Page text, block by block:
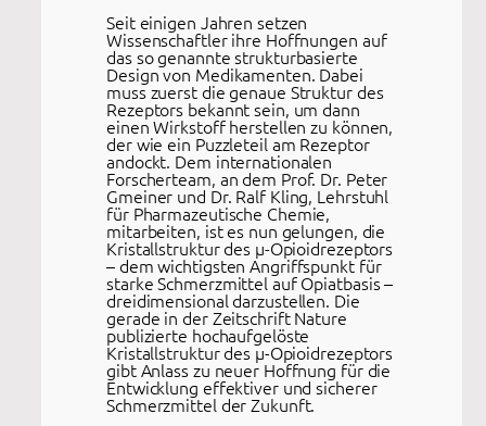
Seit einigen Jahren setzen
Wissenschaftler ihre Hoffnungen auf
das so genannte strukturbasierte
Design von Medikamenten. Dabei
muss zuerst die genaue Struktur des
Rezeptors bekannt sein, um dann
einen Wirkstoff herstellen zu können,
der wie ein Puzzleteil am Rezeptor
andockt. Dem internationalen
Forscherteam, an dem Prof. Dr. Peter
Gmeiner und Dr. Ralf Kling, Lehrstuhl
für Pharmazeutische Chemie,
mitarbeiten, ist es nun gelungen, die
Kristallstruktur des μ-Opioidrezeptors
– dem wichtigsten Angriffspunkt für
starke Schmerzmittel auf Opiatbasis –
dreidimensional darzustellen. Die
gerade in der Zeitschrift Nature
publizierte hochaufgelöste
Kristallstruktur des μ-Opioidrezeptors
gibt Anlass zu neuer Hoffnung für die
Entwicklung effektiver und sicherer
Schmerzmittel der Zukunft.